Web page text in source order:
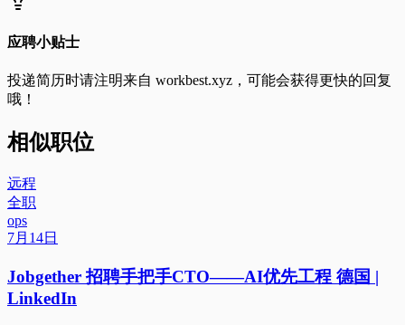
应聘小贴士
投递简历时请注明来自 workbest.xyz ，可能会获得更快的回复
哦！
相似职位
远程
全职
ops
7月14日
Jobgether 招聘手把手CTO——AI优先工程 德国 |
LinkedIn